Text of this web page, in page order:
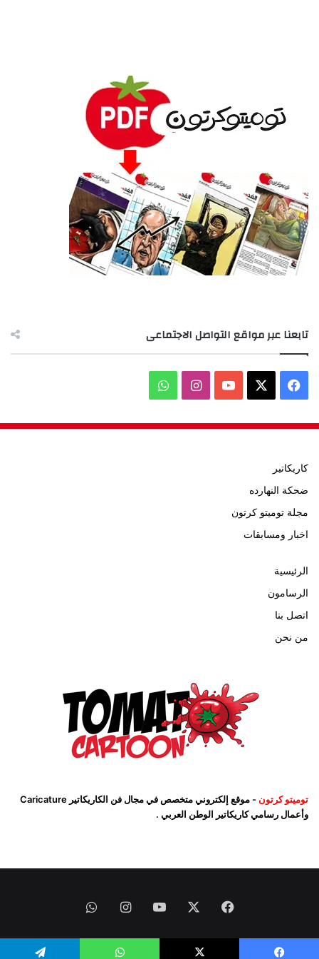
تابعنا عبر مواقع التواصل الاجتماعى
فيسبوك ‫YouTubeانستقرامواتساب
كاريكاتير
ضحكة النهارده
مجلة توميتو كرتون
اخبار ومسابقات
الرئيسية
الرسامون
اتصل بنا
من نحن
توميتو كرتون
- موقع إلكتروني متخصص في مجال فن الكاريكاتير Caricature
وأعمال رسامي كاريكاتير الوطن العربي .
فيسبوك ‫YouTubeانستقرامواتساب